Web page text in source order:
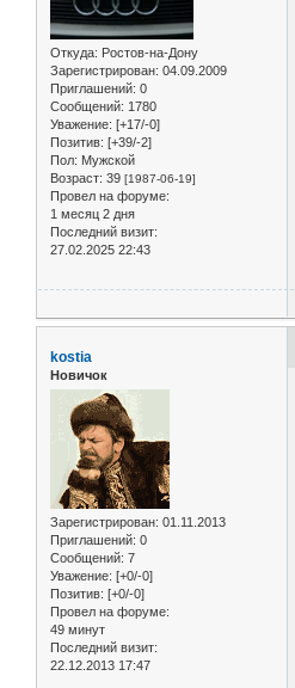
Откуда: Ростов-на-Дону
Зарегистрирован: 04.09.2009
Приглашений: 0
Сообщений: 1780
Уважение: [+17/-0]
Позитив: [+39/-2]
Пол: Мужской
Возраст: 39 [1987-06-19]
Провел на форуме:
1 месяц 2 дня
Последний визит:
27.02.2025 22:43
kostia
Новичок
Зарегистрирован: 01.11.2013
Приглашений: 0
Сообщений: 7
Уважение: [+0/-0]
Позитив: [+0/-0]
Провел на форуме:
49 минут
Последний визит:
22.12.2013 17:47